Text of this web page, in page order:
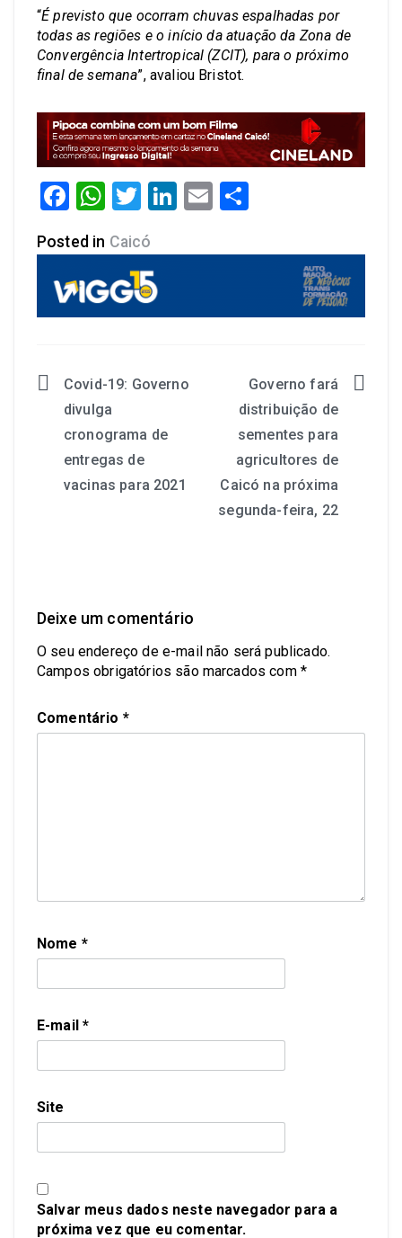
“É previsto que ocorram chuvas espalhadas por
todas as regiões e o início da atuação da Zona de
Convergência Intertropical (ZCIT), para o próximo
final de semana”, avaliou Bristot.
Facebook
WhatsApp
Twitter
LinkedIn
Email
Posted in Caicó
Covid-19: Governo
divulga
cronograma de
entregas de
vacinas para 2021
Governo fará
distribuição de
sementes para
agricultores de
Caicó na próxima
segunda-feira, 22
Deixe um comentário
O seu endereço de e-mail não será publicado.
Campos obrigatórios são marcados com *
Comentário *
Nome *
E-mail*
Site
Salvar meus dados neste navegador para a
próxima vez que eu comentar.